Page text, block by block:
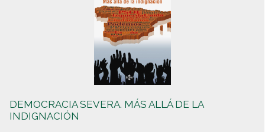
DEMOCRACIA SEVERA. MÁS ALLÁ DE LA
INDIGNACIÓN